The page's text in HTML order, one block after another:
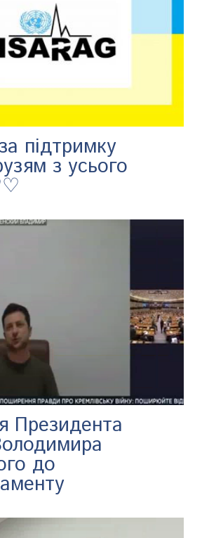
підтримку
з усього
Президента
до